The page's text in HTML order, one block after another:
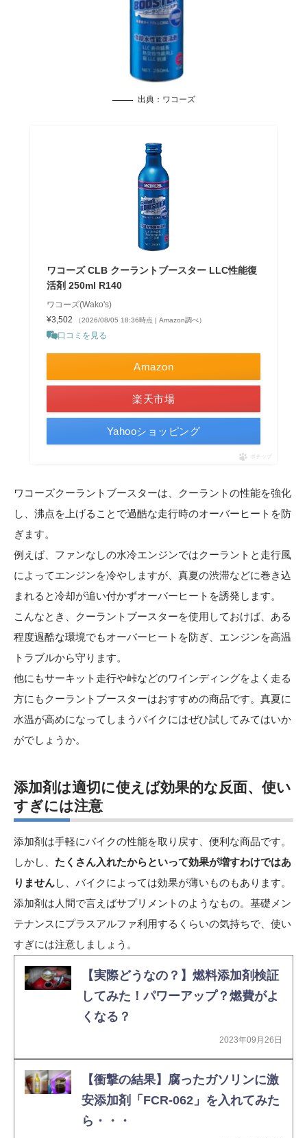
出典： ワコーズ
ワコーズ CLB クーラントブースター LLC性能復
活剤 250ml R140
ワコーズ(Wako's)
¥3,502
（2026/08/05 18:36時点 | Amazon調べ）
口コミを見る
Amazon
楽天市場
Yahooショッピング
ポチップ
ワコーズクーラントブースターは、クーラントの性能を強化
し、沸点を上げることで過酷な走行時のオーバーヒートを防
ぎます。
例えば、ファンなしの水冷エンジンではクーラントと走行風
によってエンジンを冷やしますが、真夏の渋滞などに巻き込
まれると冷却が追い付かずオーバーヒートを誘発します。
こんなとき、クーラントブースターを使用しておけば、ある
程度過酷な環境でもオーバーヒートを防ぎ、エンジンを高温
トラブルから守ります。
他にもサーキット走行や峠などのワインディングをよく走る
方にもクーラントブースターはおすすめの商品です。真夏に
水温が高めになってしまうバイクにはぜひ試してみてはいか
がでしょうか。
添加剤は適切に使えば効果的な反面、使い
すぎには注意
添加剤は手軽にバイクの性能を取り戻す、便利な商品です。
しかし、 たくさん入れたからといって効果が増すわけではあ
りませんし、バイクによっては効果が薄いものもあります。
添加剤は人間で言えばサプリメントのようなもの。基礎メン
テナンスにプラスアルファ利用するくらいの気持ちで、使い
すぎには注意しましょう。
【実際どうなの？】燃料添加剤検証
してみた！パワーアップ？燃費がよ
くなる？
2023年09月26日
【衝撃の結果】腐ったガソリンに激
安添加剤「FCR-062」を入れてみた
ら・・・